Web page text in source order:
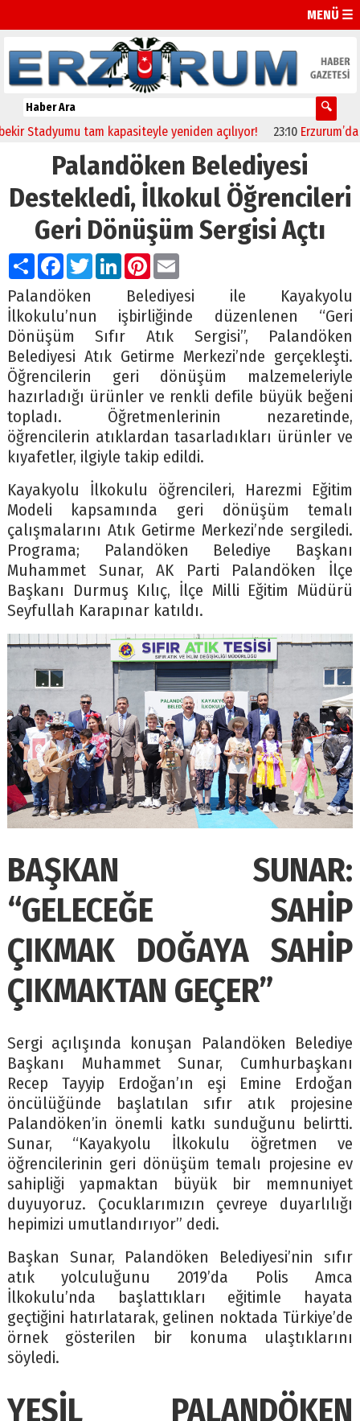
MENÜ ☰
tam kapasiteyle yeniden açılıyor! 23:10 Erzurum’da
Palandöken Belediyesi
Destekledi, İlkokul Öğrencileri
Geri Dönüşüm Sergisi Açtı
PaylaşFacebook
TwitterLinkedIn
Pinterest
Email
Palandöken Belediyesi ile Kayakyolu
İlkokulu’nun işbirliğinde düzenlenen “Geri
Dönüşüm Sıfır Atık Sergisi”, Palandöken
Belediyesi Atık Getirme Merkezi’nde gerçekleşti.
Öğrencilerin geri dönüşüm malzemeleriyle
hazırladığı ürünler ve renkli defile büyük beğeni
topladı. Öğretmenlerinin nezaretinde,
öğrencilerin atıklardan tasarladıkları ürünler ve
kıyafetler, ilgiyle takip edildi.
Kayakyolu İlkokulu öğrencileri, Harezmi Eğitim
Modeli kapsamında geri dönüşüm temalı
çalışmalarını Atık Getirme Merkezi’nde sergiledi.
Programa; Palandöken Belediye Başkanı
Muhammet Sunar, AK Parti Palandöken İlçe
Başkanı Durmuş Kılıç, İlçe Milli Eğitim Müdürü
Seyfullah Karapınar katıldı.
BAŞKAN SUNAR:
“GELECEĞE SAHİP
ÇIKMAK DOĞAYA SAHİP
ÇIKMAKTAN GEÇER”
Sergi açılışında konuşan Palandöken Belediye
Başkanı Muhammet Sunar, Cumhurbaşkanı
Recep Tayyip Erdoğan’ın eşi Emine Erdoğan
öncülüğünde başlatılan sıfır atık projesine
Palandöken’in önemli katkı sunduğunu belirtti.
Sunar, “Kayakyolu İlkokulu öğretmen ve
öğrencilerinin geri dönüşüm temalı projesine ev
sahipliği yapmaktan büyük bir memnuniyet
duyuyoruz. Çocuklarımızın çevreye duyarlılığı
hepimizi umutlandırıyor” dedi.
Başkan Sunar, Palandöken Belediyesi’nin sıfır
atık yolculuğunu 2019’da Polis Amca
İlkokulu’nda başlattıkları eğitimle hayata
geçtiğini hatırlatarak, gelinen noktada Türkiye’de
örnek gösterilen bir konuma ulaştıklarını
söyledi.
YEŞİL PALANDÖKEN